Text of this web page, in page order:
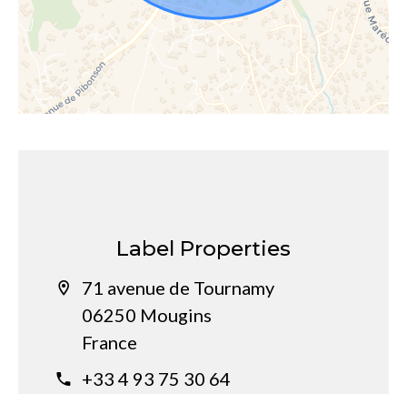
Label Properties
71 avenue de Tournamy
06250 Mougins
France
+33 4 93 75 30 64